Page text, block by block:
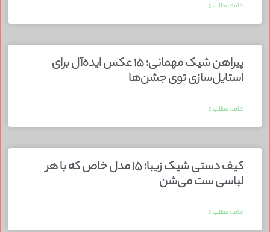
ادامه مطلب »
پیراهن شیک مهمانی؛ ۱۵ عکس ایده‌آل برای
استایل‌سازی توی جشن‌ها
ادامه مطلب »
کیف دستی شیک زیبا؛ ۱۵ مدل خاص که با هر
لباسی ست می‌شن
ادامه مطلب »